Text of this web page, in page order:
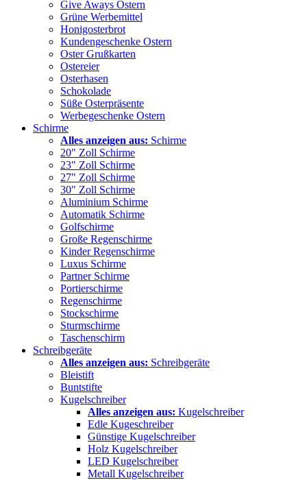
Give Aways Ostern
Grüne Werbemittel
Honigosterbrot
Kundengeschenke Ostern
Oster Grußkarten
Ostereier
Osterhasen
Schokolade
Süße Osterpräsente
Werbegeschenke Ostern
Schirme
Alles anzeigen aus: Schirme
20" Zoll Schirme
23" Zoll Schirme
27" Zoll Schirme
30" Zoll Schirme
Aluminium Schirme
Automatik Schirme
Golfschirme
Große Regenschirme
Kinder Regenschirme
Luxus Schirme
Partner Schirme
Portierschirme
Regenschirme
Stockschirme
Sturmschirme
Taschenschirm
Schreibgeräte
Alles anzeigen aus: Schreibgeräte
Bleistift
Buntstifte
Kugelschreiber
Alles anzeigen aus: Kugelschreiber
Edle Kugeschreiber
Günstige Kugelschreiber
Holz Kugelschreiber
LED Kugelschreiber
Metall Kugelschreiber